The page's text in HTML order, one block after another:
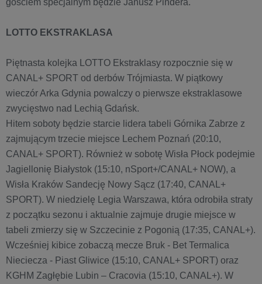
gościem specjalnym będzie Janusz Pindera.
LOTTO EKSTRAKLASA
Piętnasta kolejka LOTTO Ekstraklasy rozpocznie się w
CANAL+ SPORT od derbów Trójmiasta. W piątkowy
wieczór Arka Gdynia powalczy o pierwsze ekstraklasowe
zwycięstwo nad Lechią Gdańsk.
Hitem soboty będzie starcie lidera tabeli Górnika Zabrze z
zajmującym trzecie miejsce Lechem Poznań (20:10,
CANAL+ SPORT). Również w sobotę Wisła Płock podejmie
Jagiellonię Białystok (15:10, nSport+/CANAL+ NOW), a
Wisła Kraków Sandecję Nowy Sącz (17:40, CANAL+
SPORT). W niedzielę Legia Warszawa, która odrobiła straty
z początku sezonu i aktualnie zajmuje drugie miejsce w
tabeli zmierzy się w Szczecinie z Pogonią (17:35, CANAL+).
Wcześniej kibice zobaczą mecze Bruk - Bet Termalica
Nieciecza - Piast Gliwice (15:10, CANAL+ SPORT) oraz
KGHM Zagłębie Lubin – Cracovia (15:10, CANAL+). W